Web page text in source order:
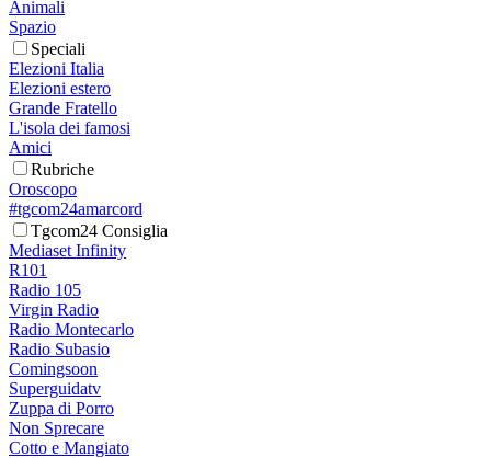
Animali
Spazio
Speciali
Elezioni Italia
Elezioni estero
Grande Fratello
L'isola dei famosi
Amici
Rubriche
Oroscopo
#tgcom24amarcord
Tgcom24 Consiglia
Mediaset Infinity
R101
Radio 105
Virgin Radio
Radio Montecarlo
Radio Subasio
Comingsoon
Superguidatv
Zuppa di Porro
Non Sprecare
Cotto e Mangiato